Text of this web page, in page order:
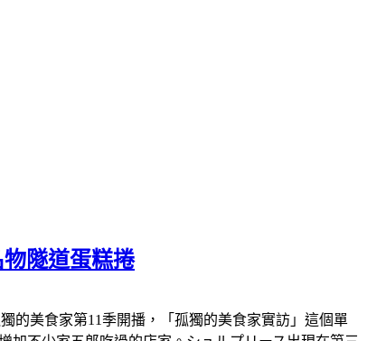
物隧道蛋糕捲
的美食家第11季開播，「孤獨的美食家實訪」這個單